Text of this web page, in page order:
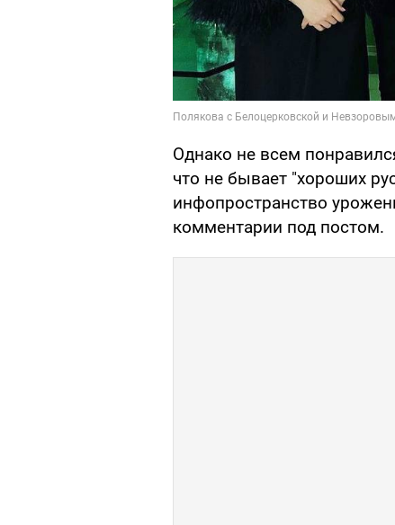
Однако не всем
что не бывает "хороших
инфопространство
комментарии под постом.